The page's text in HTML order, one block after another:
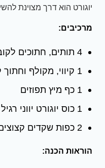
יוגורט הוא דרך מצוינת
מרכיבים:
4 תותים, חתוכים לקוביות
1 קיווי, מקולף וחתוך לקוביות
1 כף מיץ תפוזים
1 כוס יוגורט יווני רגיל (2%)
2 כפות שקדים קצוצים
הוראות הכנה: